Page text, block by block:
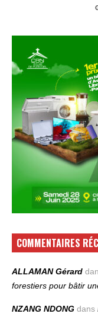
COMMENTAIRES
ALLAMAN Gérard
forestiers pour bâtir
NZANG NDONG dans